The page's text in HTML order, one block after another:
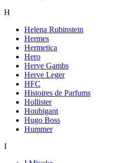
H
Helena Rubinstein
Hermes
Hermetica
Hero
Herve Gambs
Herve Leger
HFC
Histoires de Parfums
Hollister
Houbigant
Hugo Boss
Hummer
I